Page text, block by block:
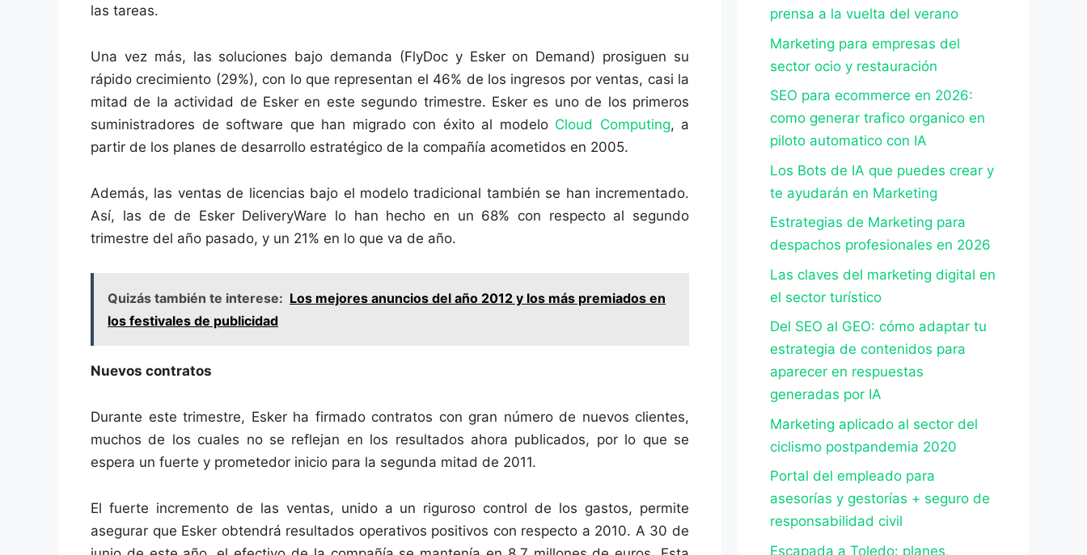
las tareas.
Una vez más, las soluciones bajo demanda (FlyDoc y Esker on Demand) prosiguen su
rápido crecimiento (29%), con lo que representan el 46% de los ingresos por ventas, casi la
mitad de la actividad de Esker en este segundo trimestre. Esker es uno de los primeros
suministradores de software que han migrado con éxito al modelo Cloud Computing, a
partir de los planes de desarrollo estratégico de la compañía acometidos en 2005.
Además, las ventas de licencias bajo el modelo tradicional también se han incrementado.
Así, las de de Esker DeliveryWare lo han hecho en un 68% con respecto al segundo
trimestre del año pasado, y un 21% en lo que va de año.
Quizás también te interese: Los mejores anuncios del año 2012 y los más premiados en
los festivales de publicidad
Nuevos contratos
Durante este trimestre, Esker ha firmado contratos con gran número de nuevos clientes,
muchos de los cuales no se reflejan en los resultados ahora publicados, por lo que se
espera un fuerte y prometedor inicio para la segunda mitad de 2011.
El fuerte incremento de las ventas, unido a un riguroso control de los gastos, permite
asegurar que Esker obtendrá resultados operativos positivos con respecto a 2010. A 30 de
prensa a la vuelta del verano
Marketing para empresas del
sector ocio y restauración
SEO para ecommerce en 2026:
como generar trafico organico en
piloto automatico con IA
Los Bots de IA que puedes crear y
te ayudarán en Marketing
Estrategias de Marketing para
despachos profesionales en 2026
Las claves del marketing digital en
el sector turístico
Del SEO al GEO: cómo adaptar tu
estrategia de contenidos para
aparecer en respuestas
generadas por IA
Marketing aplicado al sector del
ciclismo postpandemia 2020
Portal del empleado para
asesorías y gestorías + seguro de
responsabilidad civil
Escapada a Toledo: planes,